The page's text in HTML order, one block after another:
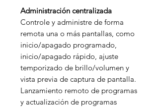
Administración centralizada
Controle y administre de forma
remota una o más pantallas, como
inicio/apagado programado,
inicio/apagado rápido, ajuste
temporizado de brillo/volumen y
vista previa de captura de pantalla.
Lanzamiento remoto de programas
y actualización de programas